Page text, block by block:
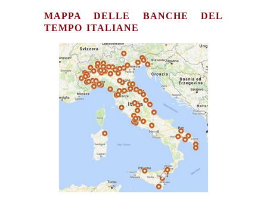
MAPPA DELLE BANCHE DEL
TEMPO ITALIANE